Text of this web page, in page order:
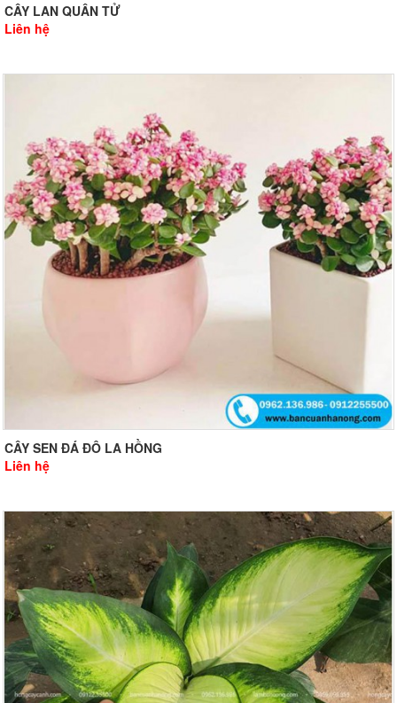
CÂY LAN QUÂN TỬ
Liên hệ
CÂY SEN ĐÁ ĐÔ LA HỒNG
Liên hệ